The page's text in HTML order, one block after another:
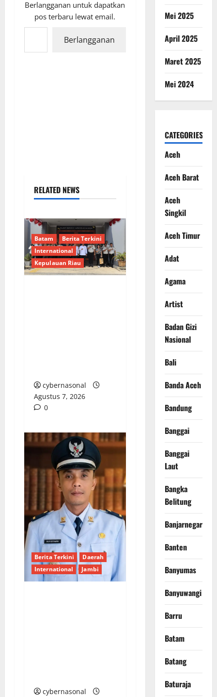
Berlangganan untuk dapatkan
pos terbaru lewat email.
Ketikkan email Anda...
Berlangganan
RELATED NEWS
Batam
Berita Terkini
International
Kepulauan Riau
cybernasonal
Agustus 7, 2026
0
Berita Terkini
Daerah
International
Jambi
cybernasonal
Mei 2025
April 2025
Maret 2025
Mei 2024
CATEGORIES
Aceh
Aceh Barat
Aceh
Singkil
Aceh Timur
Adat
Agama
Artist
Badan Gizi
Nasional
Bali
Banda Aceh
Bandung
Banggai
Banggai
Laut
Bangka
Belitung
Banjarnegara
Banten
Banyumas
Banyuwangi
Barru
Batam
Batang
Baturaja